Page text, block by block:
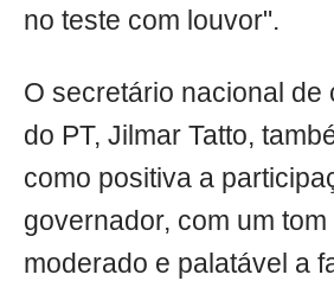
no teste com louvor".
O secretário nacional de
do PT, Jilmar Tatto,
como positiva a
governador, com um
moderado e palatável a